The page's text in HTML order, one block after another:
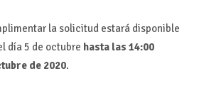
la solicitud estará disponible
día 5 de octubre hasta las 14:00
de 2020.